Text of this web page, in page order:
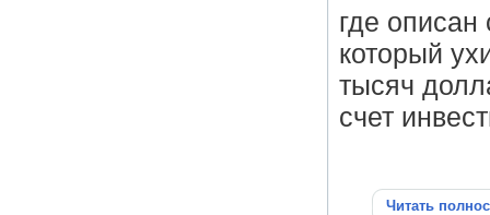
где описан
который
тысяч
счет
Читать